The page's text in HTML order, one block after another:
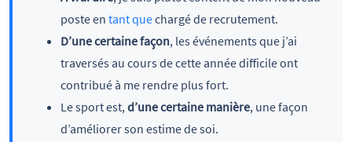
poste en tant quechargé de recrutement.
D’une certaine façon, les événements que j’ai
traversés au cours de cette année difficile ont
contribué à me rendre plus fort.
Le sport est,d’une certaine manière, une façon
d’améliorer son estime de soi.